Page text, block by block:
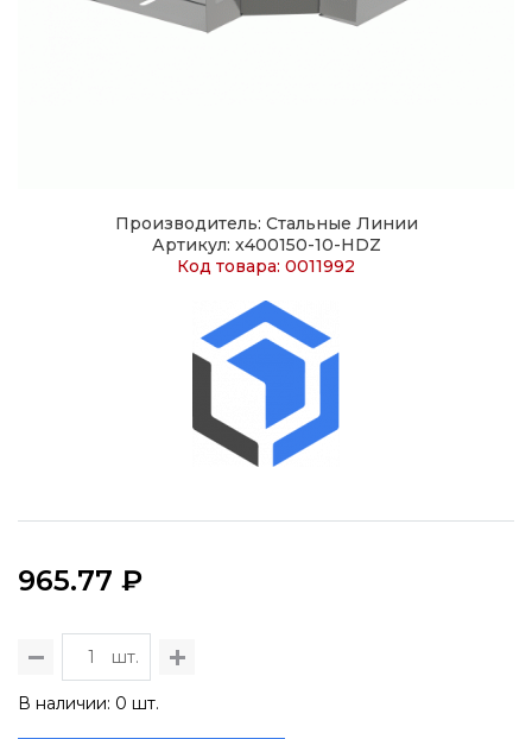
Производитель: Стальные Линии
Артикул: x400150-10-HDZ
Код товара: 0011992
965.77 ₽
шт.
В наличии: 0 шт.